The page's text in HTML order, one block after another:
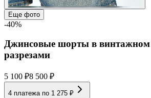
Еще фото
-40%
Джинсовые шорты в винтажном
разрезами
5 100 ₽8 500 ₽
4 платежа по 1 275 ₽